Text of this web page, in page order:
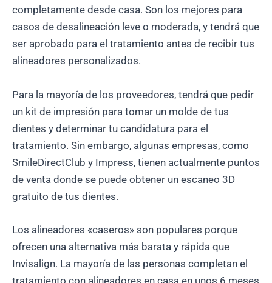
completamente desde casa. Son los mejores para
casos de desalineación leve o moderada, y tendrá que
ser aprobado para el tratamiento antes de recibir tus
alineadores personalizados.
Para la mayoría de los proveedores, tendrá que pedir
un kit de impresión para tomar un molde de tus
dientes y determinar tu candidatura para el
tratamiento. Sin embargo, algunas empresas, como
SmileDirectClub y Impress, tienen actualmente puntos
de venta donde se puede obtener un escaneo 3D
gratuito de tus dientes.
Los alineadores «caseros» son populares porque
ofrecen una alternativa más barata y rápida que
Invisalign. La mayoría de las personas completan el
tratamiento con alineadores en casa en unos 6 meses